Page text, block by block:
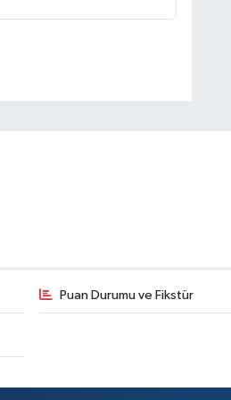
Puan Durumu ve Fikstür